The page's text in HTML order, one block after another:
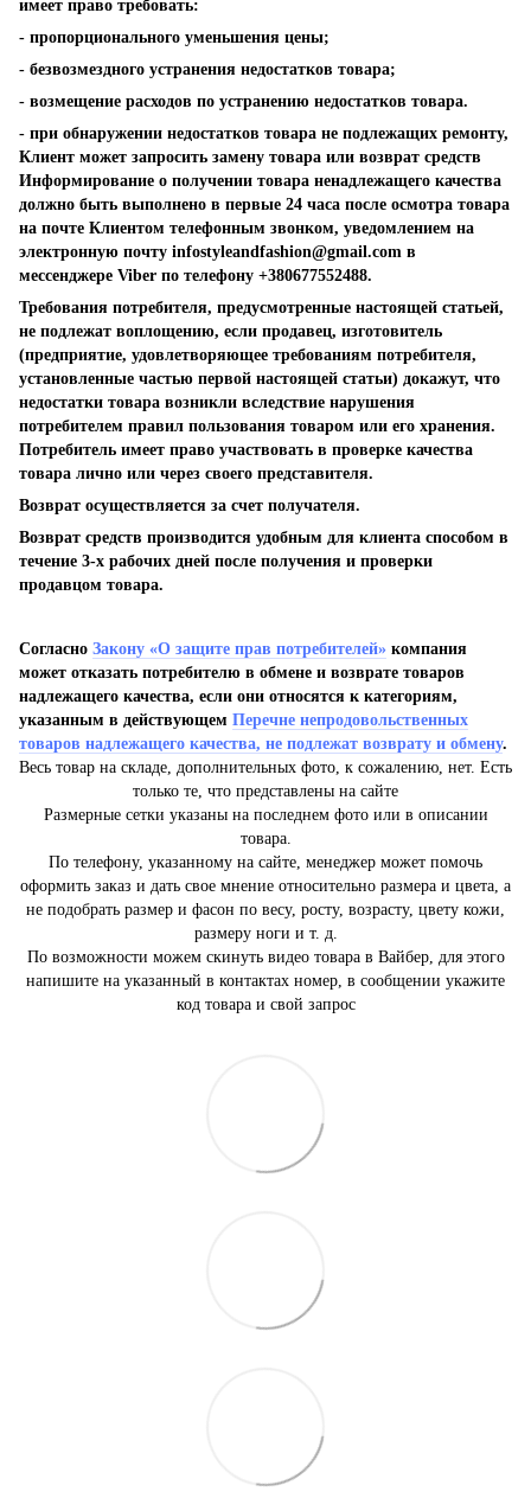
имеет право требовать:
- пропорционального уменьшения цены;
- безвозмездного устранения недостатков товара;
- возмещение расходов по устранению недостатков товара.
- при обнаружении недостатков товара не подлежащих ремонту,
Клиент может запросить замену товара или возврат средств
Информирование о получении товара ненадлежащего качества
должно быть выполнено в первые 24 часа после осмотра товара
на почте Клиентом телефонным звонком, уведомлением на
электронную почту infostyleandfashion@gmail.com в
мессенджере Viber по телефону +380677552488.
Требования потребителя, предусмотренные настоящей статьей,
не подлежат воплощению, если продавец, изготовитель
(предприятие, удовлетворяющее требованиям потребителя,
установленные частью первой настоящей статьи) докажут, что
недостатки товара возникли вследствие нарушения
потребителем правил пользования товаром или его хранения.
Потребитель имеет право участвовать в проверке качества
товара лично или через своего представителя.
Возврат осуществляется за счет получателя.
Возврат средств производится удобным для клиента способом в
течение 3-х рабочих дней после получения и проверки
продавцом товара.
Согласно Закону «О защите прав потребителей» компания
может отказать потребителю в обмене и возврате товаров
надлежащего качества, если они относятся к категориям,
указанным в действующем Перечне непродовольственных
товаров надлежащего качества, не подлежат возврату и обмену.
Весь товар на складе, дополнительных фото, к сожалению, нет. Есть
только те, что представлены на сайте
Размерные сетки указаны на последнем фото или в описании
товара.
По телефону, указанному на сайте, менеджер может помочь
оформить заказ и дать свое мнение относительно размера и цвета, а
не подобрать размер и фасон по весу, росту, возрасту, цвету кожи,
размеру ноги и т. д.
По возможности можем скинуть видео товара в Вайбер, для этого
напишите на указанный в контактах номер, в сообщении укажите
код товара и свой запрос